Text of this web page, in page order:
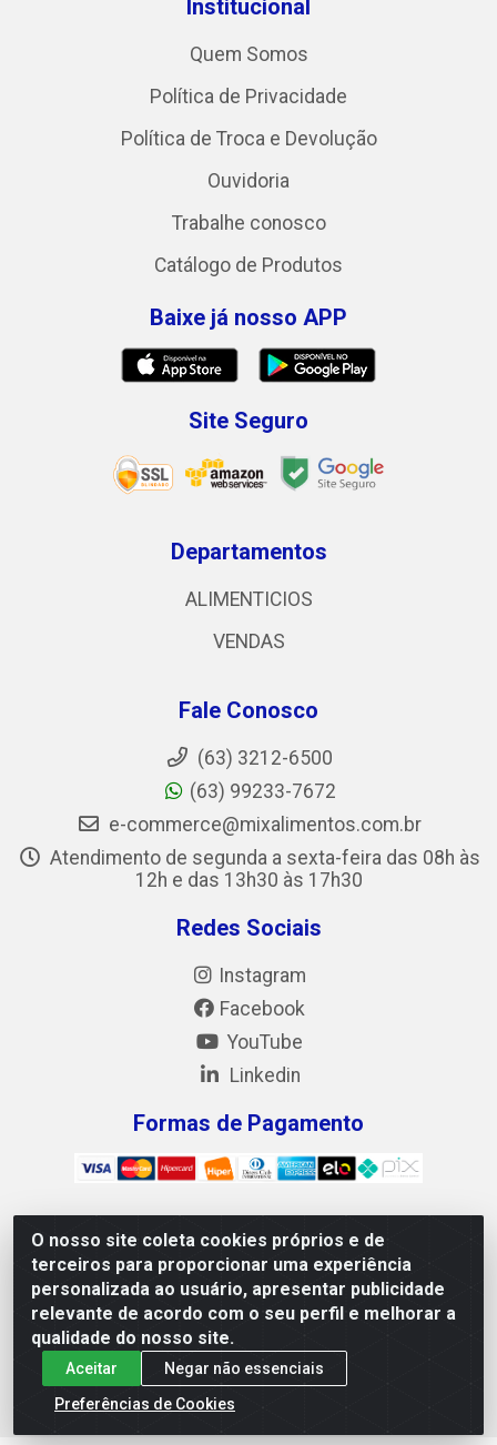
O nosso site coleta cookies próprios e de
terceiros para proporcionar uma experiência
personalizada ao usuário, apresentar publicidade
relevante de acordo com o seu perfil e melhorar a
qualidade do nosso site.
Aceitar
Negar não essenciais
Preferências de Cookies
Institucional
Quem Somos
Política de Privacidade
Política de Troca e Devolução
Ouvidoria
Trabalhe conosco
Catálogo de Produtos
Baixe já nosso APP
Site Seguro
Departamentos
ALIMENTICIOS
VENDAS
Fale Conosco
(63) 3212-6500
(63) 99233-7672
e-commerce@mixalimentos.com.br
Atendimento de segunda a sexta-feira das 08h às
12h e das 13h30 às 17h30
Redes Sociais
Instagram
Facebook
YouTube
Linkedin
Formas de Pagamento
Mix Alimentos LTDA - Quadra Asr Ne 55 (412 Norte), Alameda
02, S/N - Plano Diretor Norte, Palmas/TO - CEP 77.006-540 -
CNPJ 05.922.500/0001-02